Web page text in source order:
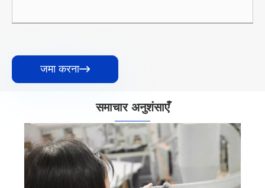
जमा करना
समाचार अनुशंसाएँ